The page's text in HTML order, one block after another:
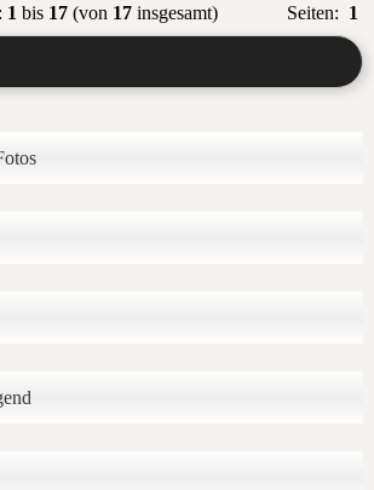
Seiten: 1
1 bis 17(von 17insgesamt)